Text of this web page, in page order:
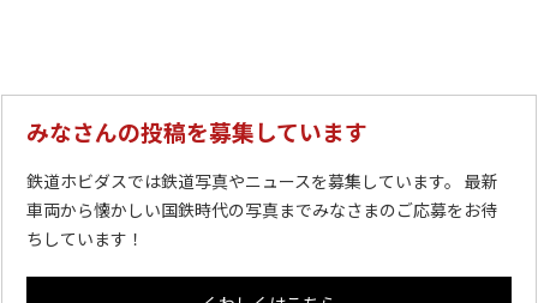
みなさんの投稿を募集しています
鉄道ホビダスでは鉄道写真やニュースを募集しています。 最新
車両から懐かしい国鉄時代の写真までみなさまのご応募をお待
ちしています！